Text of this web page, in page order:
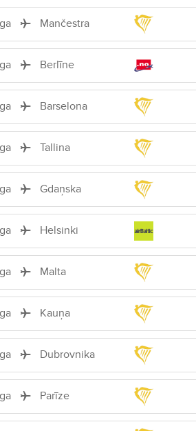
Mančestra
Berlīne
Barselona
Tallina
Gdaņska
Helsinki
Malta
Kauņa
Dubrovnika
Parīze